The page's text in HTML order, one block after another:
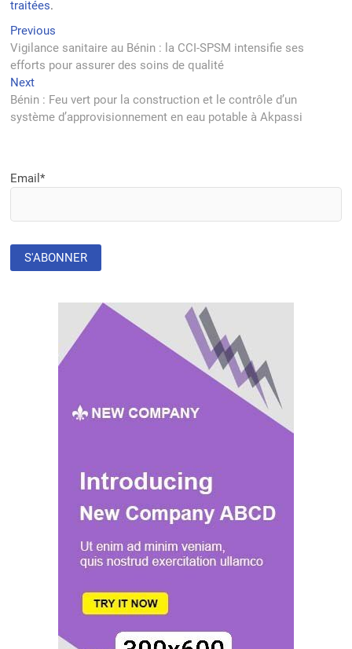
traitées.
Navigation
de
l’article
Previous
post:
Vigilance sanitaire au Bénin : la CCI-SPSM intensifie ses
efforts pour assurer des soins de qualité
NextNext
post:
Bénin : Feu vert pour la construction et le contrôle d’un
système d’approvisionnement en eau potable à Akpassi
Email*